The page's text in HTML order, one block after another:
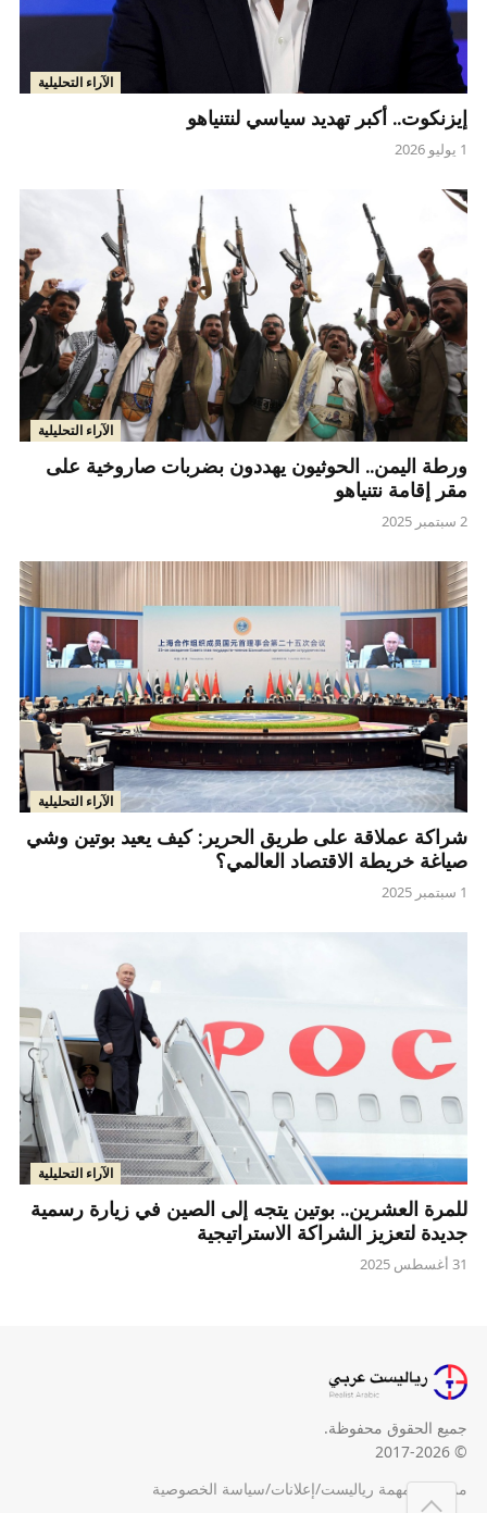
الآراء التحليلية
إيزنكوت.. أكبر تهديد سياسي لنتنياهو
1 يوليو 2026
الآراء التحليلية
ورطة اليمن.. الحوثيون يهددون بضربات صاروخية على
مقر إقامة نتنياهو
2 سبتمبر 2025
الآراء التحليلية
شراكة عملاقة على طريق الحرير: كيف يعيد بوتين وشي
صياغة خريطة الاقتصاد العالمي؟
1 سبتمبر 2025
الآراء التحليلية
للمرة العشرين.. بوتين يتجه إلى الصين في زيارة رسمية
جديدة لتعزيز الشراكة الاستراتيجية
31 أغسطس 2025
جميع الحقوق محفوظة.
© 2017-2026
من نحن/مهمة رياليست/إعلانات/سياسة الخصوصية